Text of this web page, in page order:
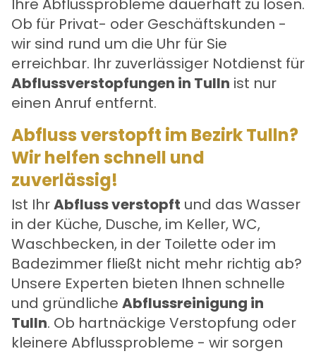
Ihre Abflussprobleme dauerhaft zu lösen.
Ob für Privat- oder Geschäftskunden -
wir sind rund um die Uhr für Sie
erreichbar. Ihr zuverlässiger Notdienst für
Abflussverstopfungen in Tulln ist nur
einen Anruf entfernt.
Abfluss verstopft im Bezirk Tulln?
Wir helfen schnell und
zuverlässig!
Ist IhrAbfluss verstopft und das Wasser
in der Küche, Dusche, im Keller, WC,
Waschbecken, in der Toilette oder im
Badezimmer fließt nicht mehr richtig ab?
Unsere Experten bieten Ihnen schnelle
und gründliche Abflussreinigung in
Tulln. Ob hartnäckige Verstopfung oder
kleinere Abflussprobleme - wir sorgen